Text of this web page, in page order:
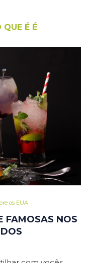
QUE É É
os EUA
FAMOSAS NOS